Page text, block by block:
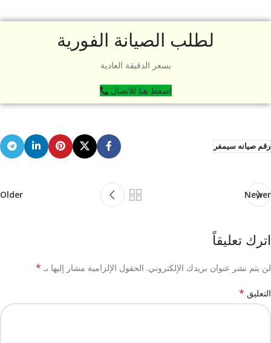
لطلب الصيانة الفورية
بسعر الدقيقة العادية
اضغط هنا للاتصال
رقم صيانه سيمفر
Newer
Older
اترك تعليقاً
لن يتم نشر عنوان بريدك الإلكتروني. الحقول الإلزامية مشار إليها بـ *
التعليق *